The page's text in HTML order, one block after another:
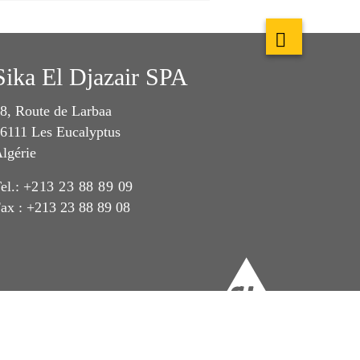
El Djazair SPA
Route de Larbaa
Les Eucalyptus
+213 23 88 89 09
: +213 23 88 89 08